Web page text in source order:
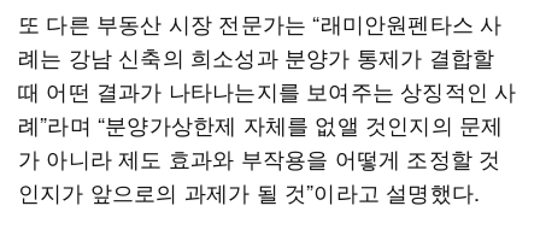
또 다른 부동산 시장 전문가는 “래미안원펜타스 사
례는 강남 신축의 희소성과 분양가 통제가 결합할
때 어떤 결과가 나타나는지를 보여주는 상징적인 사
례”라며 “분양가상한제 자체를 없앨 것인지의 문제
가 아니라 제도 효과와 부작용을 어떻게 조정할 것
인지가 앞으로의 과제가 될 것”이라고 설명했다.